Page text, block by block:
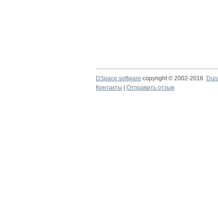
DSpace software copyright © 2002-2016
Контакты
Отправить отзыв